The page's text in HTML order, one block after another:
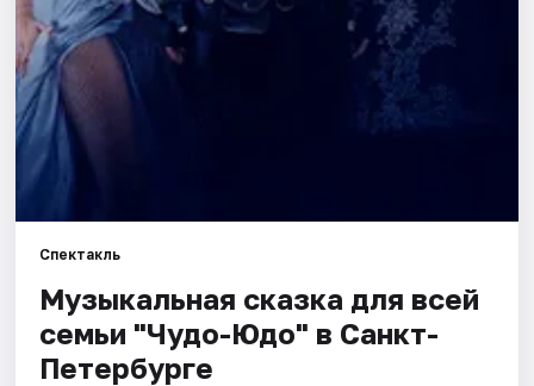
Рейтинги
Спектакль
Музыкальная сказка для всей
семьи "Чудо-Юдо" в Санкт-
Петербурге